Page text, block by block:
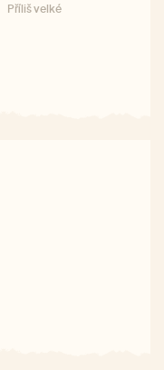
Příliš velké